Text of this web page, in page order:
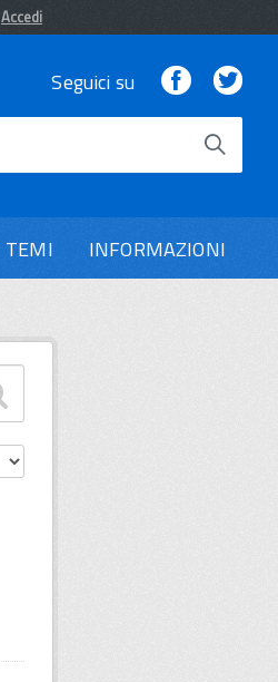
Accedi
Seguici su Facebook
TEMI INFORMAZIONI